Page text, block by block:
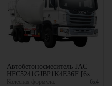
Автобетоносмеситель JAC
HFC5241GJBP1K4E36F [6x4,
10.63 м³]
Колёсная формула:
6x4